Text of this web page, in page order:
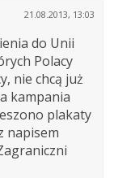
21.08.2013, 13:03
do Unii
Polacy
nie chcą już
kampania
plakaty
napisem